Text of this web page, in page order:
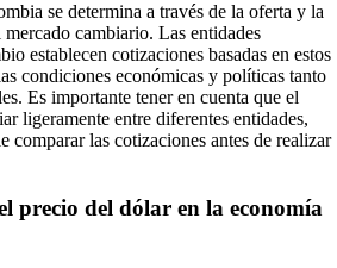
se determina a través de la oferta y la
cambiario. Las entidades
establecen cotizaciones basadas en estos
condiciones económicas y políticas tanto
Es importante tener en cuenta que el
ligeramente entre diferentes entidades,
comparar las cotizaciones antes de realizar
precio del dólar en la economía